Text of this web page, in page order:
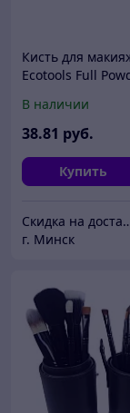
Кисть для
Ecotools Full
В наличии
38.81 руб.
Купить
Скидка на
г. Минск